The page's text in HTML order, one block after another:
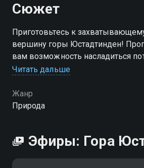
Сюжет
Приготовьтесь к
вершину горы Юстадтинден!
вам возможность насладиться
панорамами и ощущением
Читать дальше
Жанр
Природа
Эфиры: Гора